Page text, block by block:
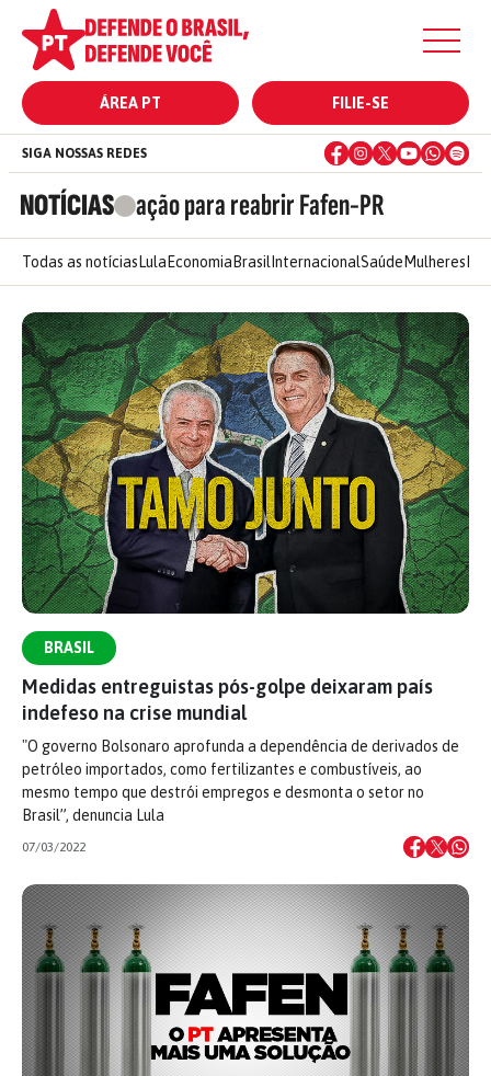
ÁREA PT FILIE-SE
NOTÍCIAS ação para reabrir Fafen-PR
SIGA NOSSAS REDES
Todas as notícias Lula Economia Brasil InternacionalSaúde Mulheres
BRASIL
Medidas entreguistas pós-golpe deixaram país
indefeso na crise mundial
"O governo Bolsonaro aprofunda a dependência de derivados de
petróleo importados, como fertilizantes e combustíveis, ao
mesmo tempo que destrói empregos e desmonta o setor no
Brasil”, denuncia Lula
07/03/2022